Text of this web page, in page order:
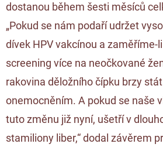
dostanou během šesti měsíců
„Pokud se nám podaří udržet
dívek HPV vakcínou a zaměříme-
screening více na neočkované
rakovina děložního čípku brzy
onemocněním. A pokud se naše
tuto změnu již nyní, ušetří v
stamiliony liber,“ dodal závěrem